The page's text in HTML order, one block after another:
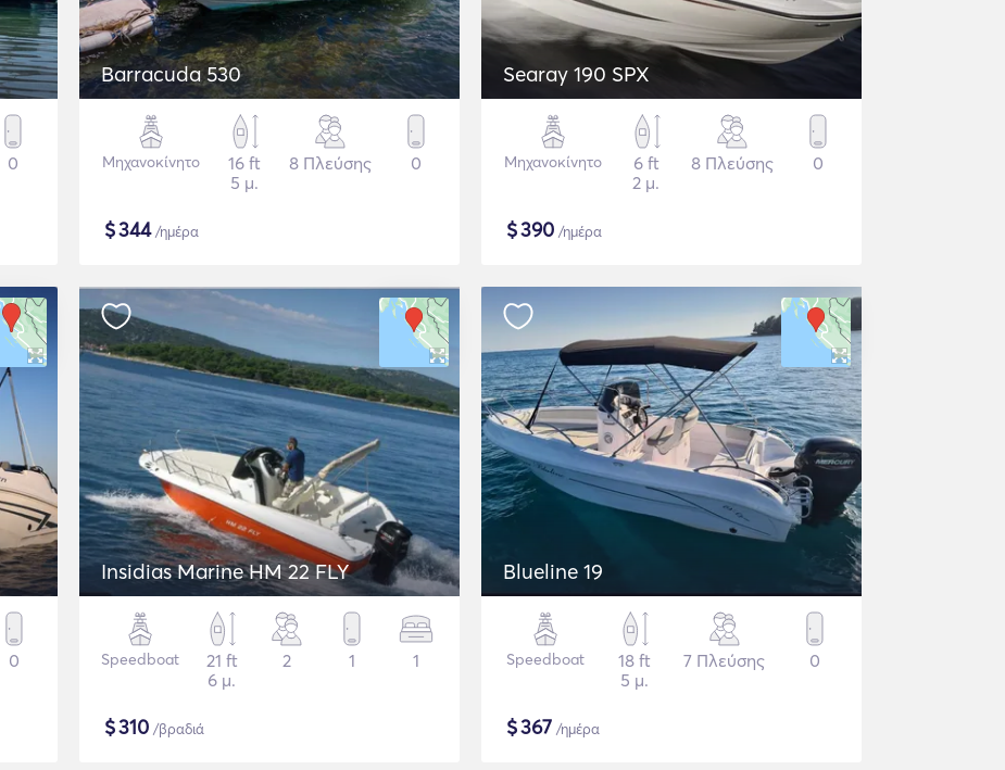
0
Barracuda 530
Μηχανοκίνητο
16 ft
5 μ.
8 Πλεύσης 0
$344/ημέρα
Searay 190 SPX
Μηχανοκίνητο
6 ft
2 μ.
8 Πλεύσης 0
$390 /ημέρα
0
Insidias Marine HM 22 FLY
Speedboat
21 ft
6 μ.
2 1 1
$310 /βραδιά
Blueline 19
Speedboat
18 ft
5 μ.
7 Πλεύσης 0
$367 /ημέρα